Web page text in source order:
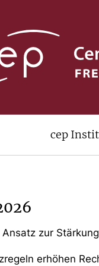
cep
zur
erhöhen